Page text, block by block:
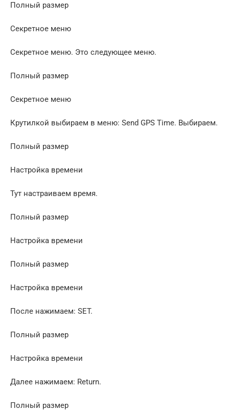
Полный размер
Секретное меню
Секретное меню. Это следующее меню.
Полный размер
Секретное меню
Крутилкой выбираем в меню: Send GPS Time. Выбираем.
Полный размер
Настройка времени
Тут настраиваем время.
Полный размер
Настройка времени
Полный размер
Настройка времени
После нажимаем: SET.
Полный размер
Настройка времени
Далее нажимаем: Return.
Полный размер